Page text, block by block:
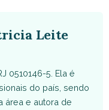
Leite
0510146-5. Ela é
do país, sendo
área e autora de